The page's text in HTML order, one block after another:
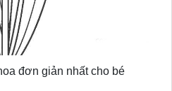
đơn giản nhất cho bé